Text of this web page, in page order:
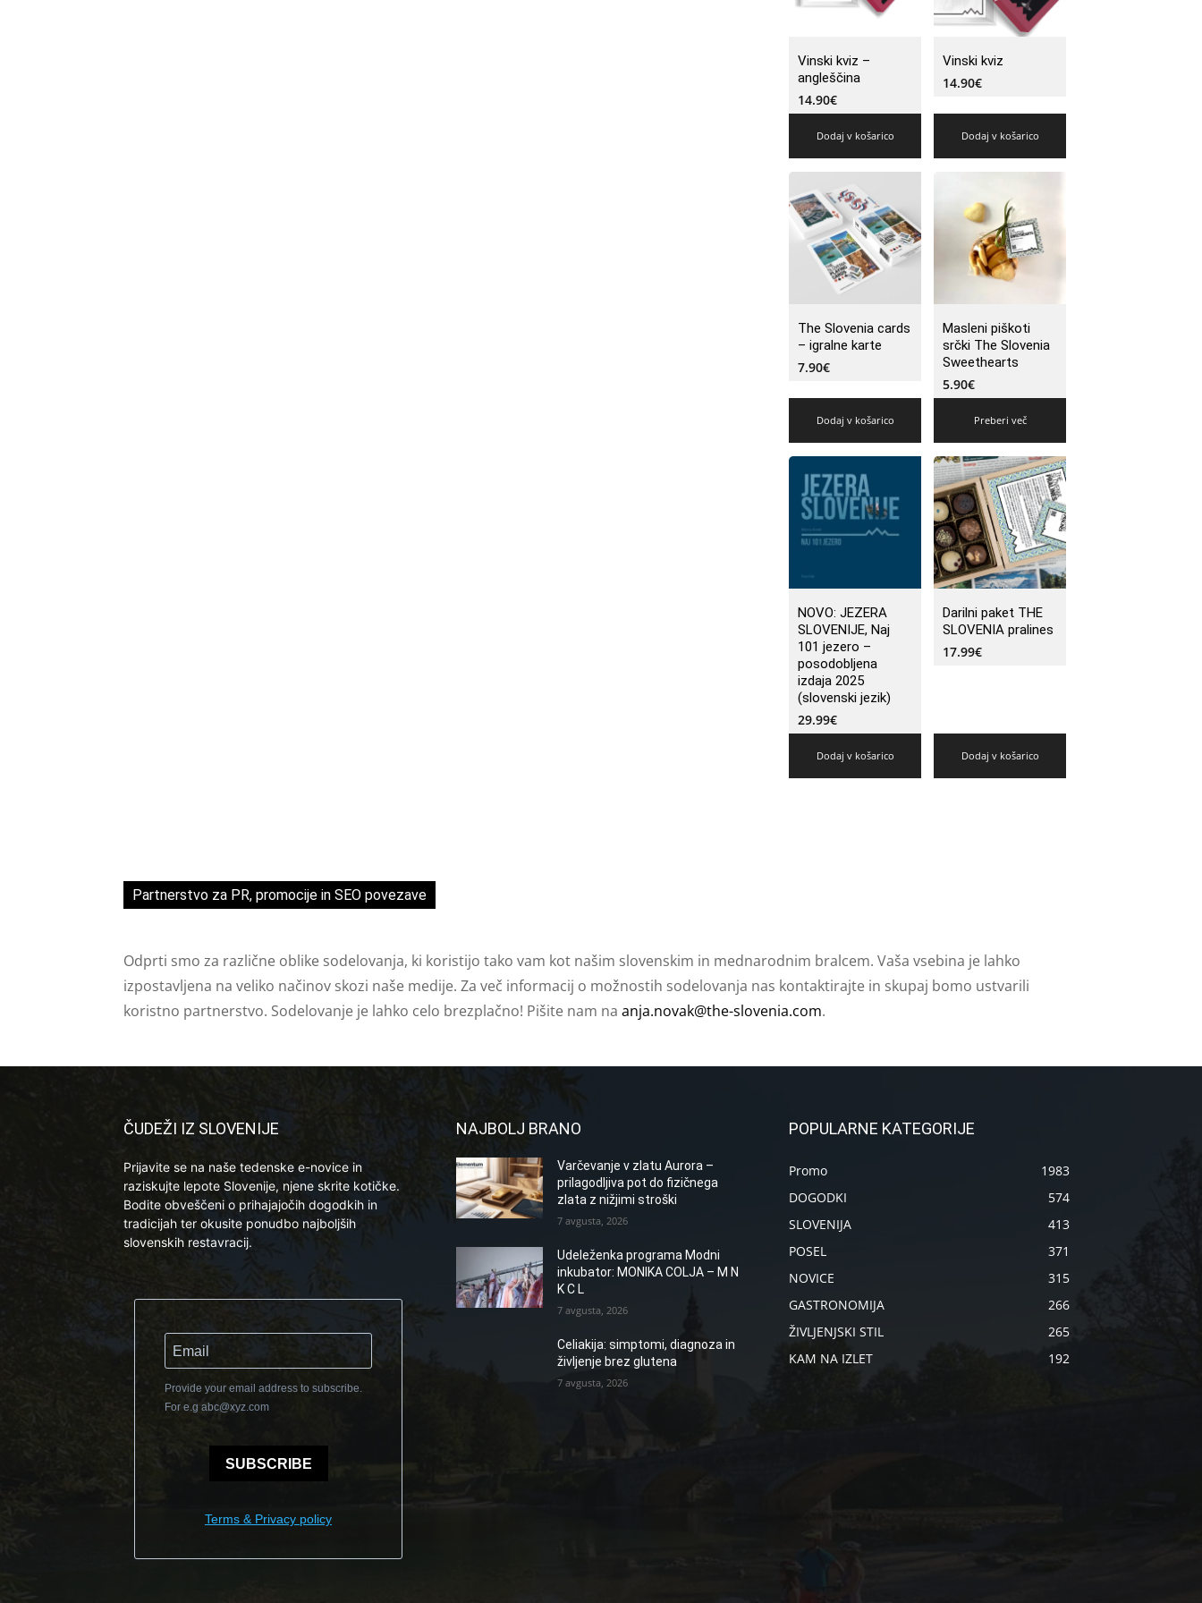
Vinski kviz –
angleščina
14.90€
Dodaj v košarico
Vinski kviz
14.90€
Dodaj v košarico
The Slovenia cards
– igralne karte
7.90€
Dodaj v košarico
Masleni piškoti
srčki The Slovenia
Sweethearts
5.90€
Preberi več
NOVO: JEZERA
SLOVENIJE, Naj
101 jezero –
posodobljena
izdaja 2025
(slovenski jezik)
29.99€
Dodaj v košarico
Darilni paket THE
SLOVENIA pralines
17.99€
Dodaj v košarico
Partnerstvo za PR, promocije in SEO povezave
Odprti smo za različne oblike sodelovanja, ki koristijo tako vam kot našim slovenskim in mednarodnim bralcem. Vaša vsebina je lahko
izpostavljena na veliko načinov skozi naše medije. Za več informacij o možnostih sodelovanja nas kontaktirajte in skupaj bomo ustvarili
koristno partnerstvo. Sodelovanje je lahko celo brezplačno! Pišite nam na anja.novak@the-slovenia.com.
ČUDEŽI IZ SLOVENIJE
Prijavite se na naše tedenske e-novice in
raziskujte lepote Slovenije, njene skrite kotičke.
Bodite obveščeni o prihajajočih dogodkih in
tradicijah ter okusite ponudbo najboljših
slovenskih restavracij.
Provide your email address to subscribe.
For e.g abc@xyz.com
SUBSCRIBE
Terms & Privacy policy
NAJBOLJ BRANO
Varčevanje v zlatu Aurora –
prilagodljiva pot do fizičnega
zlata z nižjimi stroški
7 avgusta, 2026
Udeleženka programa Modni
inkubator: MONIKA COLJA – M N
K C L
7 avgusta, 2026
Celiakija: simptomi, diagnoza in
življenje brez glutena
7 avgusta, 2026
POPULARNE KATEGORIJE
Promo
1983
DOGODKI
574
SLOVENIJA
413
POSEL
371
NOVICE
315
GASTRONOMIJA
266
ŽIVLJENJSKI STIL
265
KAM NA IZLET
192